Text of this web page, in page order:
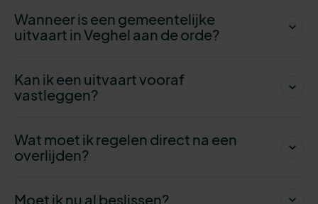
Wanneer is een gemeentelijke
uitvaart in Veghel aan de orde?
Kan ik een uitvaart vooraf
vastleggen?
Wat moet ik regelen direct na een
overlijden?
Moet ik nu al beslissen?